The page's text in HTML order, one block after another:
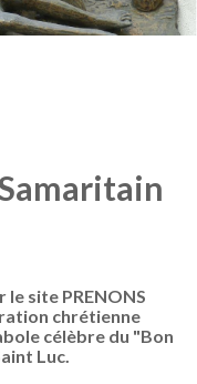
site PRENONS
chrétienne
célèbre du "Bon
Luc.